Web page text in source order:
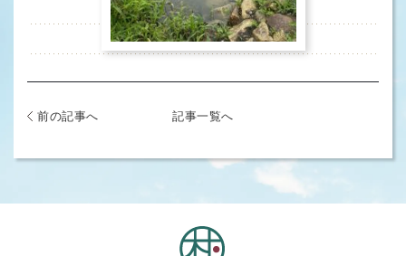
前の記事へ 記事一覧へ